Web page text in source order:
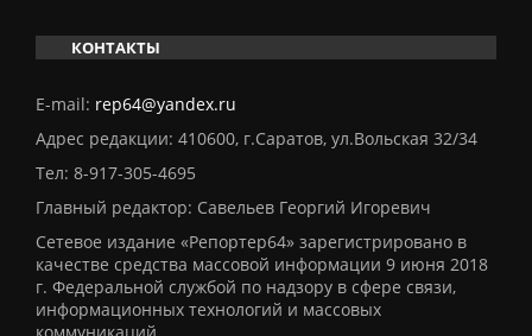
КОНТАКТЫ
E-mail: rep64@yandex.ru
Адрес редакции: 410600, г.Саратов, ул.Вольская 32/34
Тел: 8-917-305-4695
Главный редактор: Савельев Георгий Игоревич
Сетевое издание «Репортер64» зарегистрировано в
качестве средства массовой информации 9 июня 2018
г. Федеральной службой по надзору в сфере связи,
информационных технологий и массовых